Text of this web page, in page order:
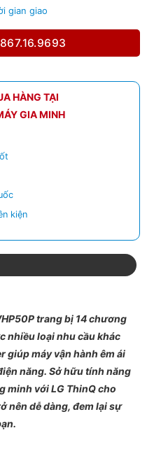
gian giao
HÀNG TẠI
GIA MINH
kiện
trang bị 14 chương
nhiều loại nhu cầu khác
giúp máy vận hành êm ái
năng. Sở hữu tính năng
minh với LG ThinQ cho
nên dễ dàng, đem lại sự